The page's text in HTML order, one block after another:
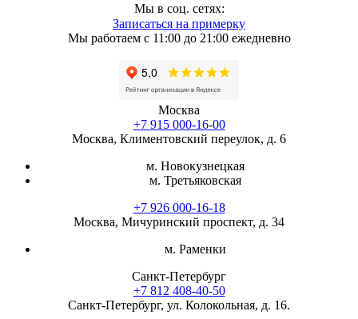
Мы в соц. сетях:
Записаться на примерку
Мы работаем с 11:00 до 21:00 ежедневно
Москва
+7 915 000-16-00
Москва, Климентовский переулок, д. 6
м. Новокузнецкая
м. Третьяковская
+7 926 000-16-18
Москва, Мичуринский проспект, д. 34
м. Раменки
Санкт-Петербург
+7 812 408-40-50
Санкт-Петербург, ул. Колокольная, д. 16.